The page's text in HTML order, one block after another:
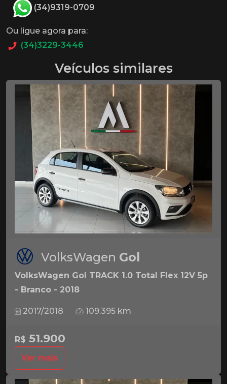
(34)9319-0709
Ou ligue agora para:
(34)3229-3446
Veículos similares
VolksWagen Gol
VolksWagen Gol TRACK 1.0 Total Flex 12V 5p
- Branco - 2018
2017/2018 109.395 km
R$ 51.900
Ver mais